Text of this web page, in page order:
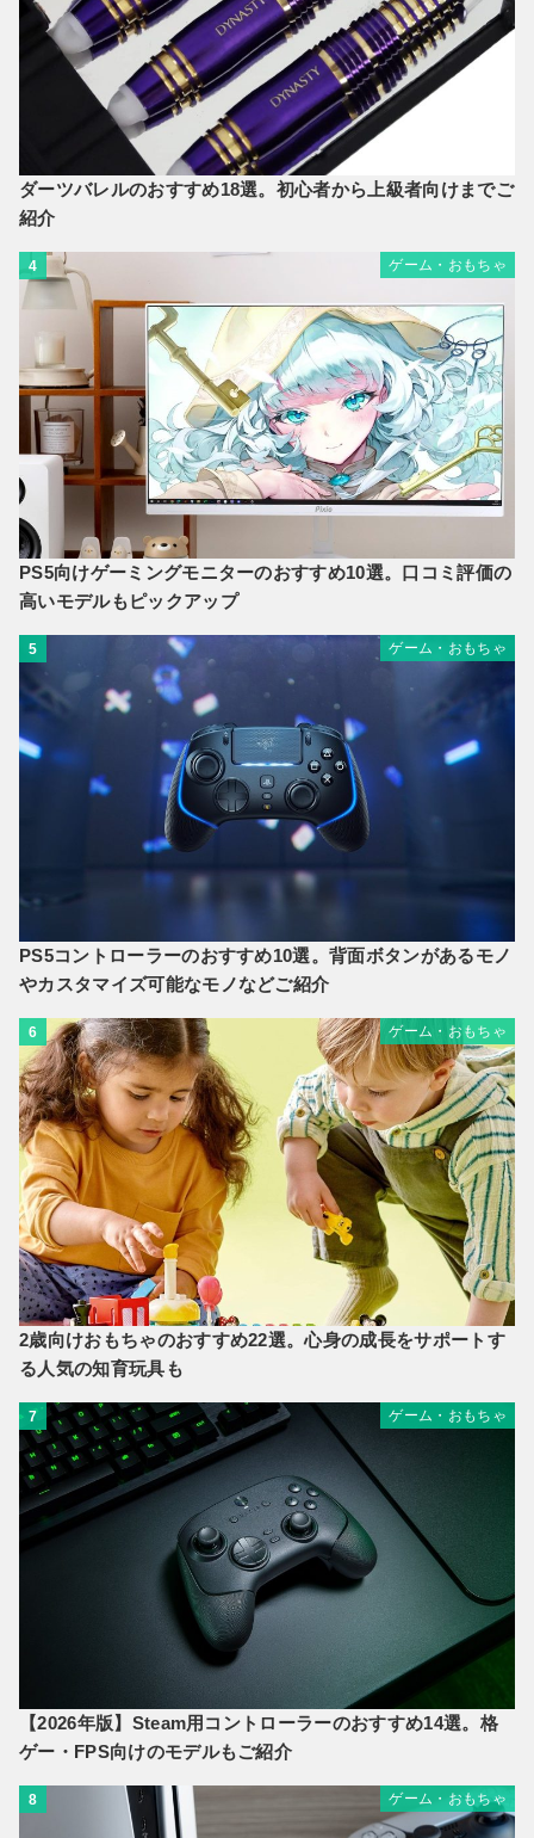
ダーツバレルのおすすめ18選。初心者から上級者向けまでご
紹介
4 ゲーム・おもちゃ
PS5向けゲーミングモニターのおすすめ10選。口コミ評価の
高いモデルもピックアップ
5 ゲーム・おもちゃ
PS5コントローラーのおすすめ10選。背面ボタンがあるモノ
やカスタマイズ可能なモノなどご紹介
6 ゲーム・おもちゃ
2歳向けおもちゃのおすすめ22選。心身の成長をサポートす
る人気の知育玩具も
7 ゲーム・おもちゃ
【2026年版】Steam用コントローラーのおすすめ14選。格
ゲー・FPS向けのモデルもご紹介
8 ゲーム・おもちゃ